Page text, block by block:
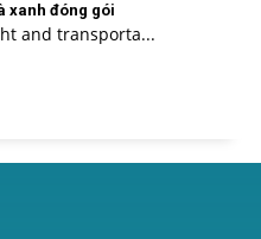
xanh đóng gói
and transporta...